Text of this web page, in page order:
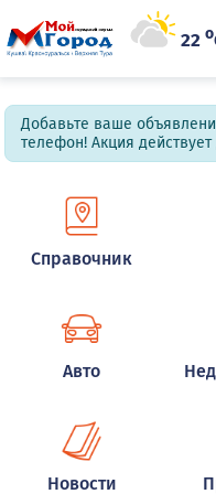
22o
Добавьте ваше
телефон! Акция действует
Справочник
Авто
Новости